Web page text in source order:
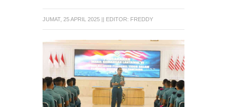
JUMAT, 25 APRIL 2025 || EDITOR: FREDDY